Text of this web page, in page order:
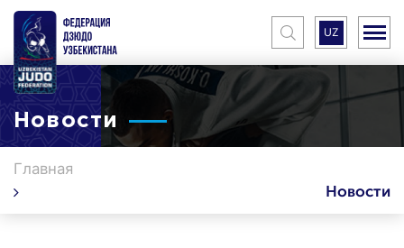
UZ
Новости
Главная
Новости